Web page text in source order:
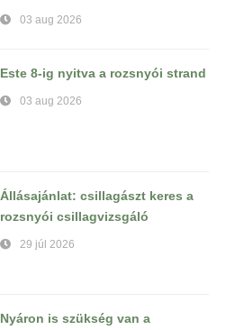
03 aug 2026
Este 8-ig nyitva a rozsnyói strand
03 aug 2026
Állásajánlat: csillagászt keres a
rozsnyói csillagvizsgáló
29 júl 2026
Nyáron is szükség van a